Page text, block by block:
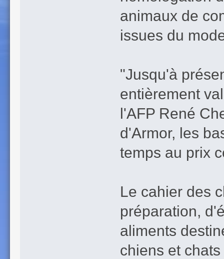
animaux de
issues du
"Jusqu'à
entièrement
l'AFP René
d'Armor, les
temps au prix
Le cahier des
préparation,
aliments
chiens et